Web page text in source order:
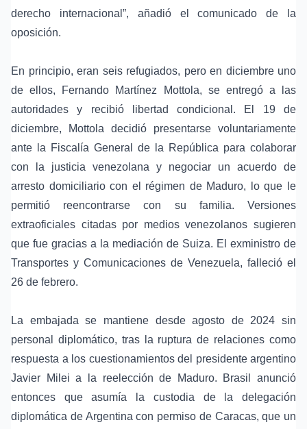
derecho internacional”, añadió el comunicado de la
oposición.
En principio, eran seis refugiados, pero en diciembre uno
de ellos, Fernando Martínez Mottola, se entregó a las
autoridades y recibió libertad condicional. El 19 de
diciembre, Mottola decidió presentarse voluntariamente
ante la Fiscalía General de la República para colaborar
con la justicia venezolana y negociar un acuerdo de
arresto domiciliario con el régimen de Maduro, lo que le
permitió reencontrarse con su familia. Versiones
extraoficiales citadas por medios venezolanos sugieren
que fue gracias a la mediación de Suiza. El exministro de
Transportes y Comunicaciones de Venezuela, falleció el
26 de febrero.
La embajada se mantiene desde agosto de 2024 sin
personal diplomático, tras la ruptura de relaciones como
respuesta a los cuestionamientos del presidente argentino
Javier Milei a la reelección de Maduro. Brasil anunció
entonces que asumía la custodia de la delegación
diplomática de Argentina con permiso de Caracas, que un